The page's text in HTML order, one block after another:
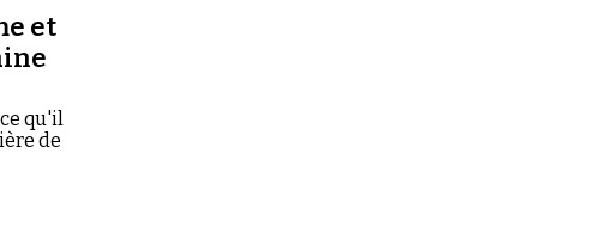
et
qu'il
de